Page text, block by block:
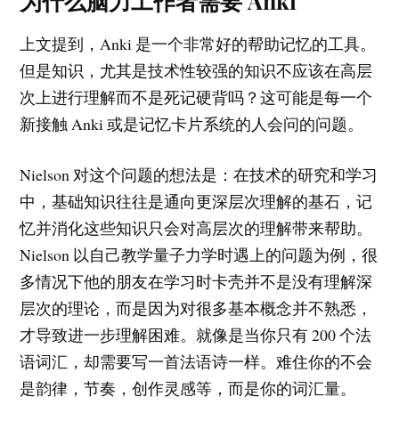
上文提到，Anki 是一个非常好的帮助记忆的工具。
但是知识，尤其是技术性较强的知识不应该在高层
次上进行理解而不是死记硬背吗？这可能是每一个
新接触 Anki 或是记忆卡片系统的人会问的问题。
Nielson 对这个问题的想法是：在技术的研究和学习
中，基础知识往往是通向更深层次理解的基石，记
忆并消化这些知识只会对高层次的理解带来帮助。
Nielson 以自己教学量子力学时遇上的问题为例，很
多情况下他的朋友在学习时卡壳并不是没有理解深
层次的理论，而是因为对很多基本概念并不熟悉，
才导致进一步理解困难。就像是当你只有 200 个法
语词汇，却需要写一首法语诗一样。难住你的不会
是韵律，节奏，创作灵感等，而是你的词汇量。